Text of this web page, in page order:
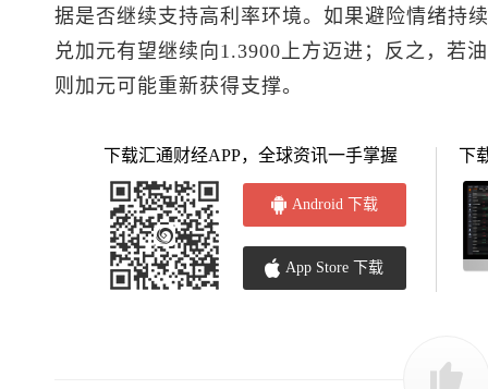
据是否继续支持高利率环境。如果避险情绪持
兑加元有望继续向1.3900上方迈进；反之，若
则加元可能重新获得支撑。
下载汇通财经APP，全球资讯一手掌握
Android 下载
App Store 下载
下